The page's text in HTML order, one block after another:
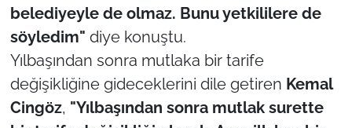
belediyeyle de olmaz. Bunu yetkililere de
söyledim" diye konuştu.
Yılbaşından sonra mutlaka bir tarife
değişikliğine gideceklerini dile getiren Kemal
Cingöz, "Yılbaşından sonra mutlak surette